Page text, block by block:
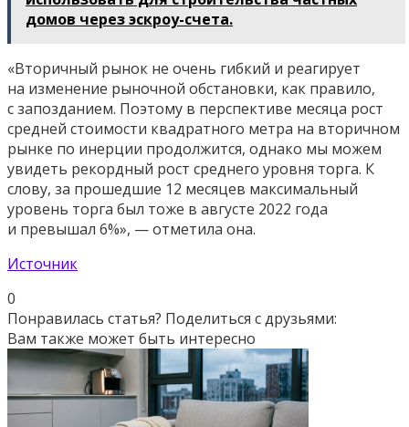
домов через эскроу-счета.
«Вторичный рынок не очень гибкий и реагирует
на изменение рыночной обстановки, как правило,
с запозданием. Поэтому в перспективе месяца рост
средней стоимости квадратного метра на вторичном
рынке по инерции продолжится, однако мы можем
увидеть рекордный рост среднего уровня торга. К
слову, за прошедшие 12 месяцев максимальный
уровень торга был тоже в августе 2022 года
и превышал 6%», — отметила она.
Источник
0
Понравилась статья? Поделиться с друзьями:
Вам также может быть интересно